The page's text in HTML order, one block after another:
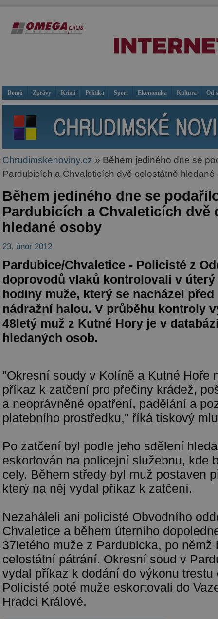
Domů Zprávy Krimi Politika Sport Ekonomika Kultura Od
Chrudimskenoviny.cz » Během jediného dne se
Pardubicích a Chvaleticích dvě celostátně hledané
Během jediného dne se
Pardubicích a Chvaleticích dvě
hledané osoby
23. únor 2012
Pardubice/Chvaletice - Policisté z
doprovodů vlaků kontrolovali v úterý
hodiny muže, který se nacházel
nádražní halou. V průběhu kontroly
48letý muž z Kutné Hory je v
hledaných osob.
"Okresní soudy v Kolíně a Kutné Hoře
příkaz k zatčení pro přečiny krádež,
a neoprávněné opatření, padělání a
platebního prostředku," říká tiskový
Po zatčení byl podle jeho sdělení
eskortován na policejní služebnu, kde
cely. Během středy byl muž postaven
který na něj vydal příkaz k zatčení.
Nezaháleli ani policisté Obvodního
Chvaletice a během úterního
37letého muže z Pardubicka, po němž
celostátní pátrání. Okresní soud v
vydal příkaz k dodání do výkonu trestu
Policisté poté muže eskortovali do
Hradci Králové.